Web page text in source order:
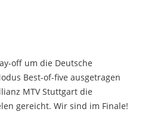
off um die Deutsche
Best-of-five ausgetragen
MTV Stuttgart die
gereicht. Wir sind im Finale!